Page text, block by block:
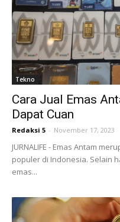
Tekno
Cara Jual Emas
Dapat Cuan
Redaksi 5 - November 17, 2023
JURNALIFE - Emas Antam
populer di Indonesia. Selain
emas...